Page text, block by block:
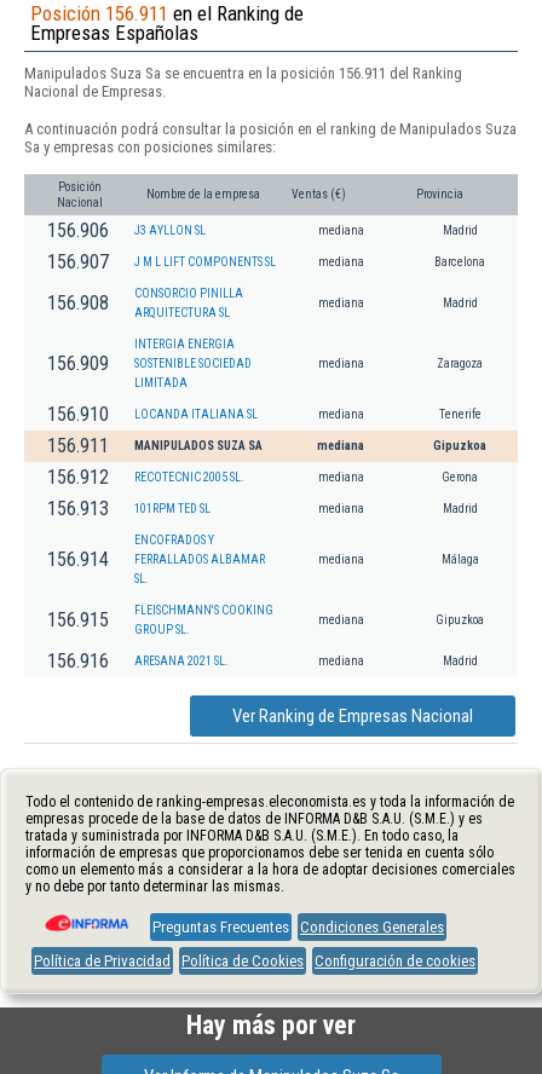
Posición 156.911 en el Ranking de
Empresas Españolas
Manipulados Suza Sa se encuentra en la posición 156.911 del Ranking
Nacional de Empresas.
A continuación podrá consultar la posición en el ranking de Manipulados Suza
Sa y empresas con posiciones similares:
Posición
Nacional
Nombre de la empresa Ventas (€) Provincia
156.906 J3 AYLLON SL mediana Madrid
156.907 J M L LIFT COMPONENTS SL mediana Barcelona
156.908
CONSORCIO PINILLA
ARQUITECTURA SL
mediana Madrid
156.909
INTERGIA ENERGIA
SOSTENIBLE SOCIEDAD
LIMITADA
mediana Zaragoza
156.910 LOCANDA ITALIANA SL mediana Tenerife
156.911 MANIPULADOS SUZA SA mediana Gipuzkoa
156.912 RECOTECNIC 2005 SL. mediana Gerona
156.913 101RPM TED SL mediana Madrid
156.914
ENCOFRADOS Y
FERRALLADOS ALBAMAR
SL.
mediana Málaga
156.915
FLEISCHMANN'S COOKING
GROUP SL.
mediana Gipuzkoa
156.916 ARESANA 2021 SL. mediana Madrid
Ver Ranking de Empresas Nacional
Todo el contenido de ranking-empresas.eleconomista.es y toda la información de
empresas procede de la base de datos de INFORMA D&B S.A.U. (S.M.E.) y es
tratada y suministrada por INFORMA D&B S.A.U. (S.M.E.). En todo caso, la
información de empresas que proporcionamos debe ser tenida en cuenta sólo
como un elemento más a considerar a la hora de adoptar decisiones comerciales
y no debe por tanto determinar las mismas.
Preguntas Frecuentes Condiciones Generales
Política de Privacidad
Política de Cookies Configuración de cookies
Hay más por ver